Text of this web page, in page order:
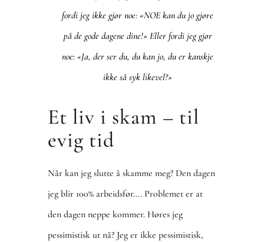
fordi jeg ikke gjør noe: «NOE kan du jo gjøre
på de gode dagene dine!» Eller fordi jeg gjør
noe: «Ja, der ser du, du kan jo, du er kanskje
ikke så syk likevel?»
Et liv i skam – til
evig tid
Når kan jeg slutte å skamme meg? Den dagen
jeg blir 100% arbeidsfør…. Problemet er at
den dagen neppe kommer. Høres jeg
pessimistisk ut nå? Jeg er ikke pessimistisk,